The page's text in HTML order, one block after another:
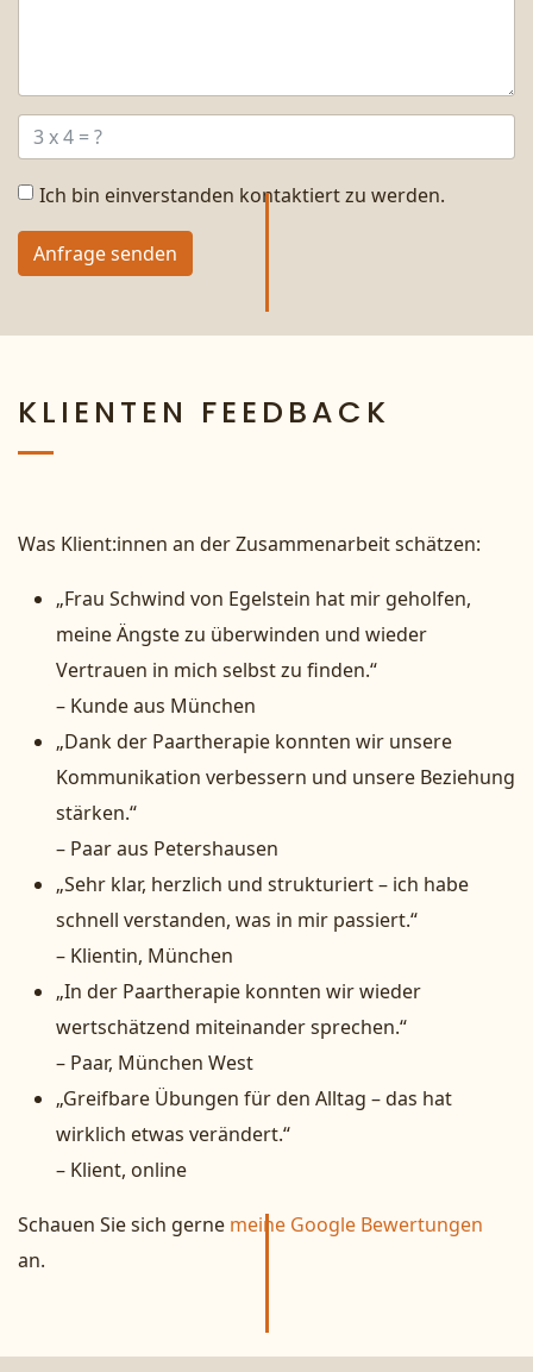
Ich bin einverstanden kontaktiert zu werden.
Anfrage senden
KLIENTEN FEEDBACK
Was Klient:innen an der Zusammenarbeit schätzen:
„Frau Schwind von Egelstein hat mir geholfen,
meine Ängste zu überwinden und wieder
Vertrauen in mich selbst zu finden.“
– Kunde aus München
„Dank der Paartherapie konnten wir unsere
Kommunikation verbessern und unsere Beziehung
stärken.“
– Paar aus Petershausen
„Sehr klar, herzlich und strukturiert – ich habe
schnell verstanden, was in mir passiert.“
– Klientin, München
„In der Paartherapie konnten wir wieder
wertschätzend miteinander sprechen.“
– Paar, München West
„Greifbare Übungen für den Alltag – das hat
wirklich etwas verändert.“
– Klient, online
Schauen Sie sich gerne meine Google Bewertungen
an.